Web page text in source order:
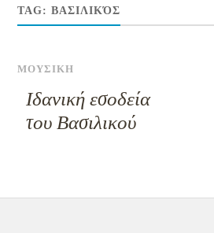
TAG:ΒΑΣΙΛΙΚΌΣ
ΜΟΥΣΙΚΗ
Ιδανική εσοδεία
του Βασιλικού